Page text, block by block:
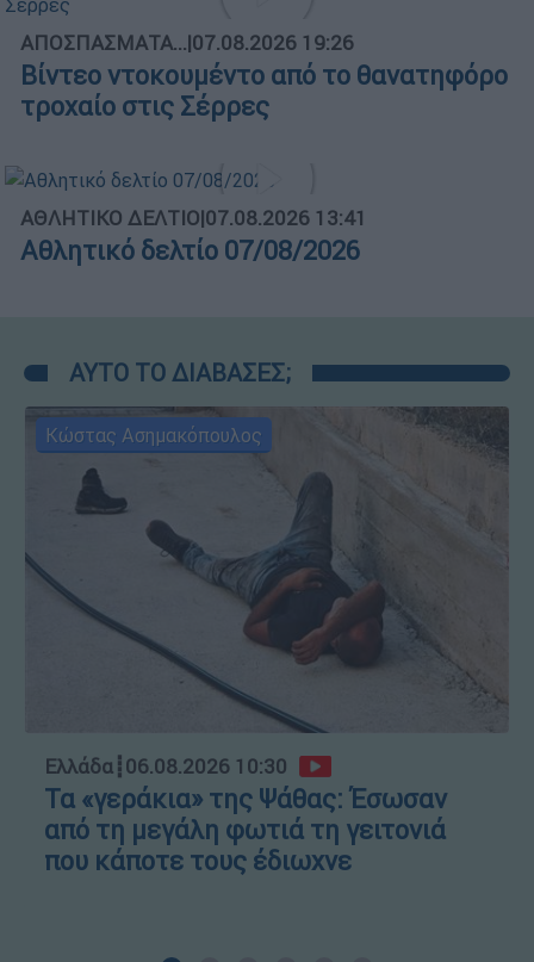
ΑΠΟΣΠΑΣΜΑΤΑ...|07.08.2026 19:26
Βίντεο ντοκουμέντο από το θανατηφόρο
τροχαίο στις Σέρρες
ΑΘΛΗΤΙΚΟ ΔΕΛΤΙΟ|07.08.2026 13:41
Αθλητικό δελτίο 07/08/2026
ΑΥΤΟ ΤΟ ΔΙΑΒΑΣΕΣ;
Κώστας Ασημακόπουλος
Ελλάδα┋06.08.2026 10:30
Τα «γεράκια» της Ψάθας: Έσωσαν
από τη μεγάλη φωτιά τη γειτονιά
που κάποτε τους έδιωχνε